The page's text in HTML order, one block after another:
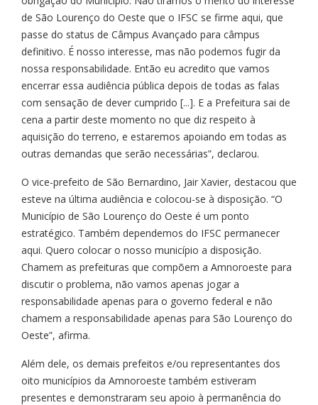
de São Lourenço do Oeste que o IFSC se firme aqui, que
passe do status de Câmpus Avançado para câmpus
definitivo. É nosso interesse, mas não podemos fugir da
nossa responsabilidade. Então eu acredito que vamos
encerrar essa audiência pública depois de todas as falas
com sensação de dever cumprido [...]. E a Prefeitura sai de
cena a partir deste momento no que diz respeito à
aquisição do terreno, e estaremos apoiando em todas as
outras demandas que serão necessárias”, declarou.
O vice-prefeito de São Bernardino, Jair Xavier, destacou que
esteve na última audiência e colocou-se à disposição. “O
Município de São Lourenço do Oeste é um ponto
estratégico. Também dependemos do IFSC permanecer
aqui. Quero colocar o nosso município a disposição.
Chamem as prefeituras que compõem a Amnoroeste para
discutir o problema, não vamos apenas jogar a
responsabilidade apenas para o governo federal e não
chamem a responsabilidade apenas para São Lourenço do
Oeste”, afirma.
Além dele, os demais prefeitos e/ou representantes dos
oito municípios da Amnoroeste também estiveram
presentes e demonstraram seu apoio à permanência do